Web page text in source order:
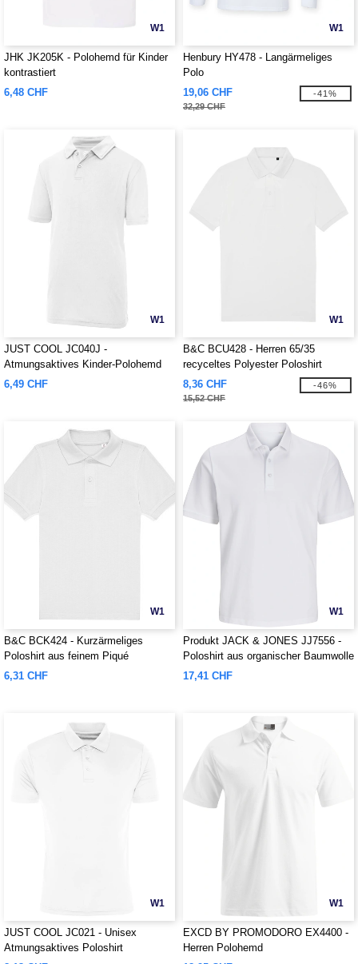
W1
JHK JK205K - Polohemd für Kinder
kontrastiert
6,48 CHF
W1
Henbury HY478 - Langärmeliges
Polo
19,06 CHF
32,29 CHF
-41%
W1
JUST COOL JC040J -
Atmungsaktives Kinder-Polohemd
6,49 CHF
W1
B&C BCU428 - Herren 65/35
recyceltes Polyester Poloshirt
8,36 CHF
15,52 CHF
-46%
W1
B&C BCK424 - Kurzärmeliges
Poloshirt aus feinem Piqué
6,31 CHF
W1
Produkt JACK & JONES JJ7556 -
Poloshirt aus organischer Baumwolle
17,41 CHF
W1
JUST COOL JC021 - Unisex
Atmungsaktives Poloshirt
W1
EXCD BY PROMODORO EX4400 -
Herren Polohemd